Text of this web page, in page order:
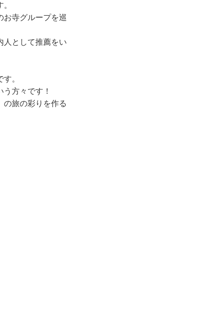
お寺グループを巡
人として推薦をい
。
方々です！
の旅の彩りを作る